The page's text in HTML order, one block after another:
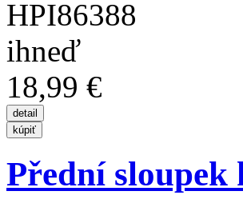
HPI86388
ihneď
18,99 €
Přední sloupek